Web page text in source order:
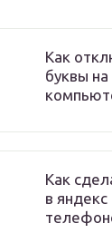
Как
буквы
Как
в яндекс